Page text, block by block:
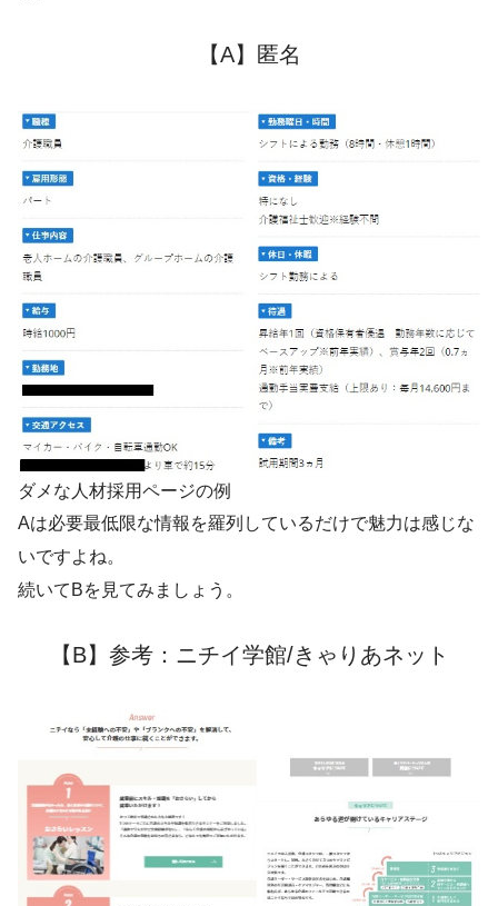
【A】匿名
ダメな人材採用ページの例
Aは必要最低限な情報を羅列しているだけで魅力は感じな
いですよね。
続いてBを見てみましょう。
【B】参考：ニチイ学館/きゃりあネット